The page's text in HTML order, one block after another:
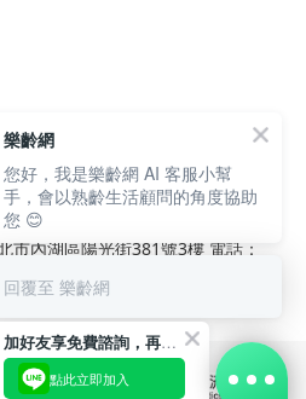
司 L'elan Enterprise CO.,Ltd.
Rights Reserved.
市內湖區陽光街381號3樓 電話：
傳真：(02)2577-5021
樂齡網
您好，我是樂齡網 AI 客服小幫
手，會以熟齡生活顧問的角度協助
您 😊
回覆至 樂齡網
加好友享免費諮詢，再領50元現金折扣碼！
點此立即加入